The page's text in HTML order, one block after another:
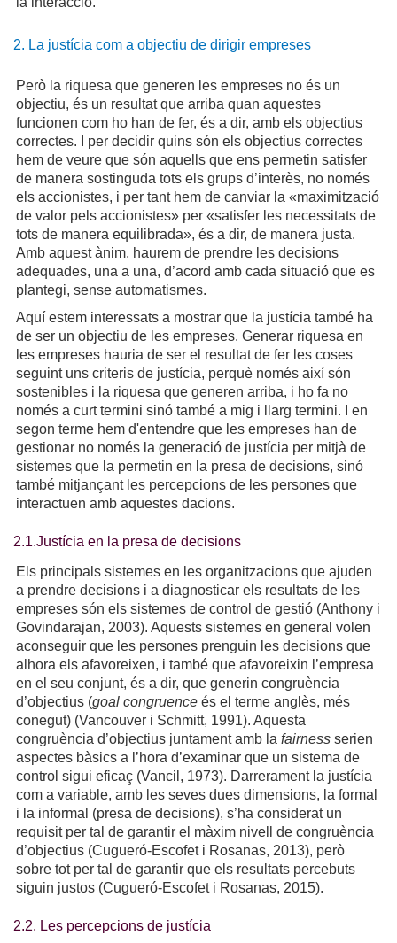
2. La justícia com a objectiu de dirigir empreses
Però la riquesa que generen les empreses no és un
objectiu, és un resultat que arriba quan aquestes
funcionen com ho han de fer, és a dir, amb els objectius
correctes. I per decidir quins són els objectius correctes
hem de veure que són aquells que ens permetin satisfer
de manera sostinguda tots els grups d’interès, no només
els accionistes, i per tant hem de canviar la «maximització
de valor pels accionistes» per «satisfer les necessitats de
tots de manera equilibrada», és a dir, de manera justa.
Amb aquest ànim, haurem de prendre les decisions
adequades, una a una, d’acord amb cada situació que es
plantegi, sense automatismes.
Aquí estem interessats a mostrar que la justícia també ha
de ser un objectiu de les empreses. Generar riquesa en
les empreses hauria de ser el resultat de fer les coses
seguint uns criteris de justícia, perquè només així són
sostenibles i la riquesa que generen arriba, i ho fa no
només a curt termini sinó també a mig i llarg termini. I en
segon terme hem d'entendre que les empreses han de
gestionar no només la generació de justícia per mitjà de
sistemes que la permetin en la presa de decisions, sinó
també mitjançant les percepcions de les persones que
interactuen amb aquestes dacions.
2.1.Justícia en la presa de decisions
Els principals sistemes en les organitzacions que ajuden
a prendre decisions i a diagnosticar els resultats de les
empreses són els sistemes de control de gestió (Anthony i
Govindarajan, 2003). Aquests sistemes en general volen
aconseguir que les persones prenguin les decisions que
alhora els afavoreixen, i també que afavoreixin l’empresa
en el seu conjunt, és a dir, que generin congruència
d’objectius (goal congruenceés el terme anglès, més
conegut) (Vancouver i Schmitt, 1991). Aquesta
congruència d’objectius juntament amb la fairnessserien
aspectes bàsics a l’hora d’examinar que un sistema de
control sigui eficaç (Vancil, 1973). Darrerament la justícia
com a variable, amb les seves dues dimensions, la formal
i la informal (presa de decisions), s’ha considerat un
requisit per tal de garantir el màxim nivell de congruència
d’objectius (Cugueró-Escofet i Rosanas, 2013), però
sobre tot per tal de garantir que els resultats percebuts
siguin justos (Cugueró-Escofet i Rosanas, 2015).
2.2. Les percepcions de justícia